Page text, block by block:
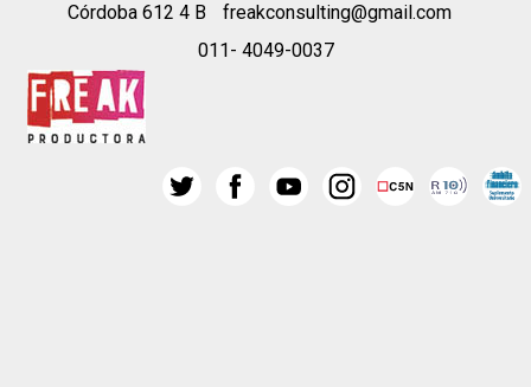
Córdoba 612 4 B
freakconsulting@gmail.com
011- 4049-0037